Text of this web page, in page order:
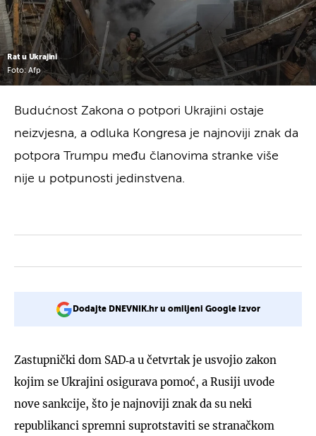
Rat u Ukrajini
Foto: Afp
Budućnost Zakona o potpori Ukrajini ostaje
neizvjesna, a odluka Kongresa je najnoviji znak da
potpora Trumpu među članovima stranke više
nije u potpunosti jedinstvena.
Dodajte DNEVNIK.hr u omiljeni Google izvor
Zastupnički dom SAD‐a u četvrtak je usvojio zakon
kojim se Ukrajini osigurava pomoć, a Rusiji uvode
nove sankcije, što je najnoviji znak da su neki
republikanci spremni suprotstaviti se stranačkom